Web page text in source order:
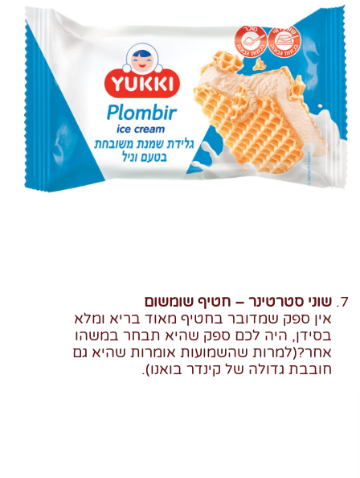
שוני סטרטינר – חטיף שומשום
אין ספק שמדובר בחטיף מאוד בריא ומלא
בסידן, היה לכם ספק שהיא תבחר במשהו
אחר?(למרות שהשמועות אומרות שהיא גם
חובבת גדולה של קינדר בואנו).